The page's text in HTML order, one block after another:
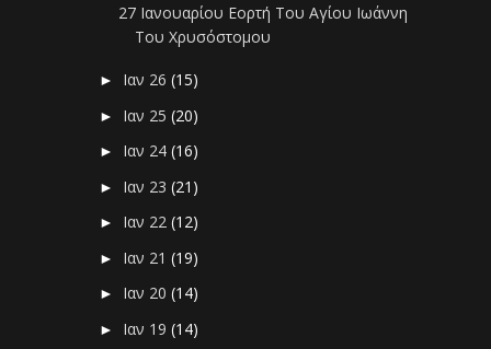
27 Ιανουαρίου Εορτή Του Αγίου Ιωάννη
Του Χρυσόστομου
► Ιαν 26(15)
► Ιαν 25(20)
► Ιαν 24(16)
► Ιαν 23(21)
► Ιαν 22(12)
► Ιαν 21(19)
► Ιαν 20(14)
► Ιαν 19(14)